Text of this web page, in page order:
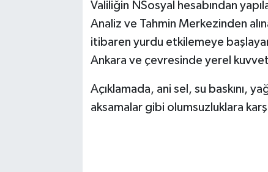
Valiliğin NSosyal hesabından
Analiz ve Tahmin Merkezinden
itibaren yurdu etkilemeye
Ankara ve çevresinde yerel
Açıklamada, ani sel, su baskını,
aksamalar gibi olumsuzluklara